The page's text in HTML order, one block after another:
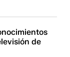
de